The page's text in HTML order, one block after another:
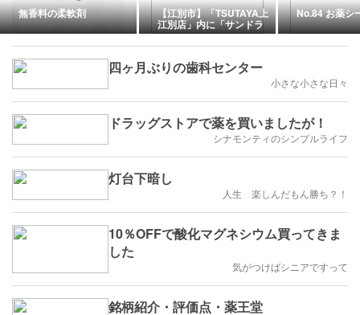
無香料の柔軟剤 【江別市】「TSUTAYA上
江別店」内に「サンドラ
ッグ上江別店」9月末オー
プン予定！市内2店舗目
No.84 お薬シ
四ヶ月ぶりの歯科センター
小さな小さな日々
ドラッグストアで薬を買いましたが！
シナモンティのシンプルライフ
灯台下暗し
人生 楽しんだもん勝ち？！
10％OFFで酸化マグネシウム買ってきま
した
気がつけばシニアですって
銘柄紹介・評価点・薬王堂